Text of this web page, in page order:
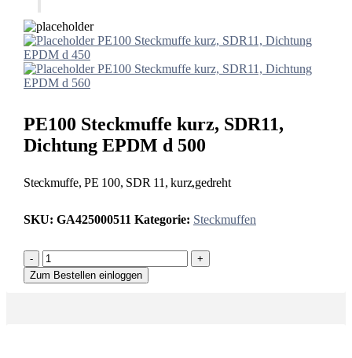
PE100 Steckmuffe kurz, SDR11, Dichtung
EPDM d 450
PE100 Steckmuffe kurz, SDR11, Dichtung
EPDM d 560
PE100 Steckmuffe kurz, SDR11,
Dichtung EPDM d 500
Steckmuffe, PE 100, SDR 11, kurz,gedreht
SKU: GA425000511 Kategorie: Steckmuffen
-
+
Zum Bestellen einloggen